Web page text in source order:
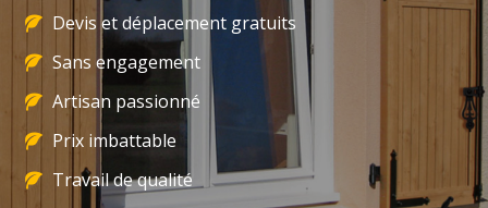
Devis et déplacement gratuits
Sans engagement
Artisan passionné
Prix imbattable
Travail de qualité